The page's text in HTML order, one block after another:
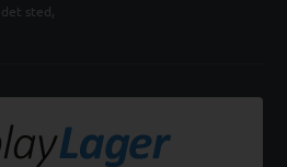
sted,